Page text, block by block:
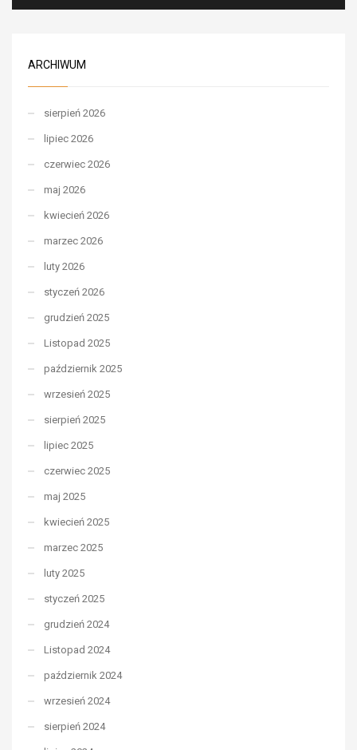
ARCHIWUM
sierpień 2026
lipiec 2026
czerwiec 2026
maj 2026
kwiecień 2026
marzec 2026
luty 2026
styczeń 2026
grudzień 2025
Listopad 2025
październik 2025
wrzesień 2025
sierpień 2025
lipiec 2025
czerwiec 2025
maj 2025
kwiecień 2025
marzec 2025
luty 2025
styczeń 2025
grudzień 2024
Listopad 2024
październik 2024
wrzesień 2024
sierpień 2024